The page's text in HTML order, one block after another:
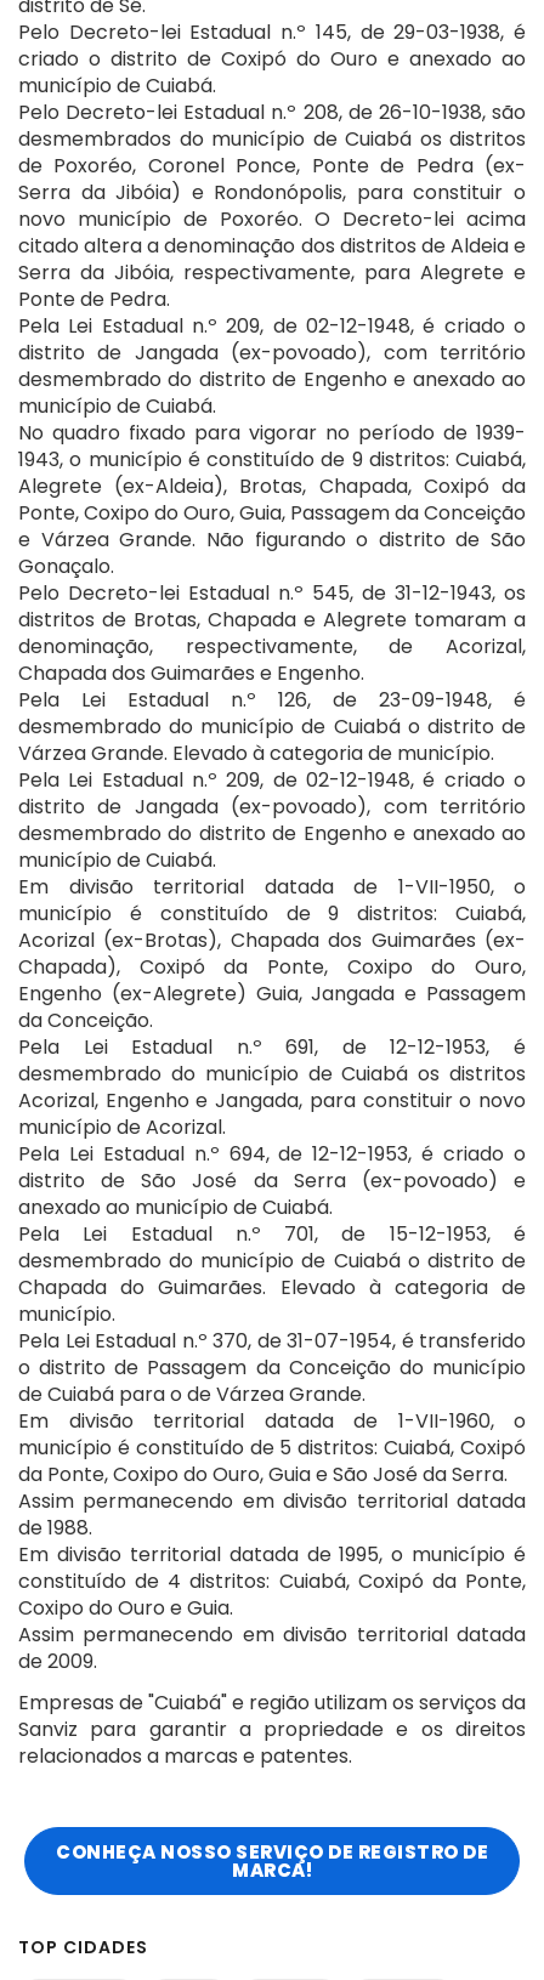
distrito de Sé.
Pelo Decreto-lei Estadual n.º 145, de 29-03-1938, é
criado o distrito de Coxipó do Ouro e anexado ao
município de Cuiabá.
Pelo Decreto-lei Estadual n.º 208, de 26-10-1938, são
desmembrados do município de Cuiabá os distritos
de Poxoréo, Coronel Ponce, Ponte de Pedra (ex-
Serra da Jibóia) e Rondonópolis, para constituir o
novo município de Poxoréo. O Decreto-lei acima
citado altera a denominação dos distritos de Aldeia e
Serra da Jibóia, respectivamente, para Alegrete e
Ponte de Pedra.
Pela Lei Estadual n.º 209, de 02-12-1948, é criado o
distrito de Jangada (ex-povoado), com território
desmembrado do distrito de Engenho e anexado ao
município de Cuiabá.
No quadro fixado para vigorar no período de 1939-
1943, o município é constituído de 9 distritos: Cuiabá,
Alegrete (ex-Aldeia), Brotas, Chapada, Coxipó da
Ponte, Coxipo do Ouro, Guia, Passagem da Conceição
e Várzea Grande. Não figurando o distrito de São
Gonaçalo.
Pelo Decreto-lei Estadual n.º 545, de 31-12-1943, os
distritos de Brotas, Chapada e Alegrete tomaram a
denominação, respectivamente, de Acorizal,
Chapada dos Guimarães e Engenho.
Pela Lei Estadual n.º 126, de 23-09-1948, é
desmembrado do município de Cuiabá o distrito de
Várzea Grande. Elevado à categoria de município.
Pela Lei Estadual n.º 209, de 02-12-1948, é criado o
distrito de Jangada (ex-povoado), com território
desmembrado do distrito de Engenho e anexado ao
município de Cuiabá.
Em divisão territorial datada de 1-VII-1950, o
município é constituído de 9 distritos: Cuiabá,
Acorizal (ex-Brotas), Chapada dos Guimarães (ex-
Chapada), Coxipó da Ponte, Coxipo do Ouro,
Engenho (ex-Alegrete) Guia, Jangada e Passagem
da Conceição.
Pela Lei Estadual n.º 691, de 12-12-1953, é
desmembrado do município de Cuiabá os distritos
Acorizal, Engenho e Jangada, para constituir o novo
município de Acorizal.
Pela Lei Estadual n.º 694, de 12-12-1953, é criado o
distrito de São José da Serra (ex-povoado) e
anexado ao município de Cuiabá.
Pela Lei Estadual n.º 701, de 15-12-1953, é
desmembrado do município de Cuiabá o distrito de
Chapada do Guimarães. Elevado à categoria de
município.
Pela Lei Estadual n.º 370, de 31-07-1954, é transferido
o distrito de Passagem da Conceição do município
de Cuiabá para o de Várzea Grande.
Em divisão territorial datada de 1-VII-1960, o
município é constituído de 5 distritos: Cuiabá, Coxipó
da Ponte, Coxipo do Ouro, Guia e São José da Serra.
Assim permanecendo em divisão territorial datada
de 1988.
Em divisão territorial datada de 1995, o município é
constituído de 4 distritos: Cuiabá, Coxipó da Ponte,
Coxipo do Ouro e Guia.
Assim permanecendo em divisão territorial datada
de 2009.
Empresas de "Cuiabá" e região utilizam os serviços da
Sanviz para garantir a propriedade e os direitos
relacionados a marcas e patentes.
CONHEÇA NOSSO SERVIÇO DE REGISTRO DE
MARCA!
TOP CIDADES